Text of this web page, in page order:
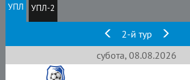
УПЛ УПЛ-2
2-й тур
субота, 08.08.2026